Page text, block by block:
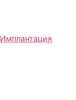
Имплантация